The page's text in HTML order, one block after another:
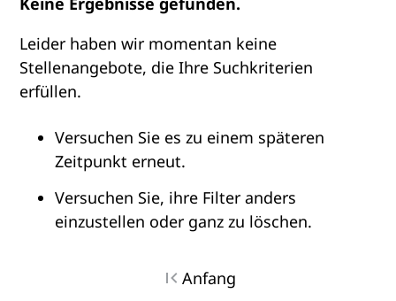
Leider haben wir momentan keine
Stellenangebote, die Ihre Suchkriterien
erfüllen.
Versuchen Sie es zu einem späteren
Zeitpunkt erneut.
Versuchen Sie, ihre Filter anders
einzustellen oder ganz zu löschen.
Anfang